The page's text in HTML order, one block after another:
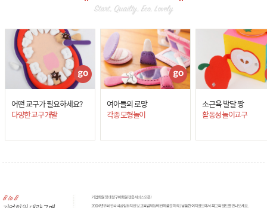
어떤 교구가 필요하세요?
다양한 교구 개발
여아들의 로망
각종 모형놀이
소근육 발달 짱
활동성 놀이교구